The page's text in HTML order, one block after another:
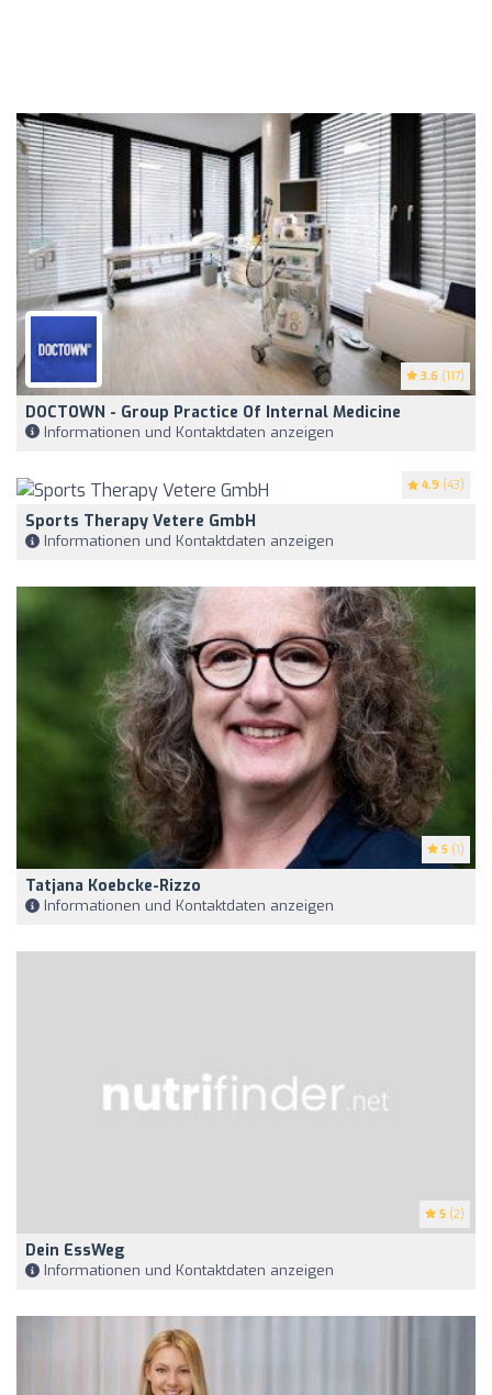
3.6 (117)
DOCTOWN - Group Practice Of Internal Medicine
Informationen und Kontaktdaten anzeigen
4.9 (43)
Sports Therapy Vetere GmbH
Informationen und Kontaktdaten anzeigen
5 (1)
Tatjana Koebcke-Rizzo
Informationen und Kontaktdaten anzeigen
5 (2)
Dein EssWeg
Informationen und Kontaktdaten anzeigen